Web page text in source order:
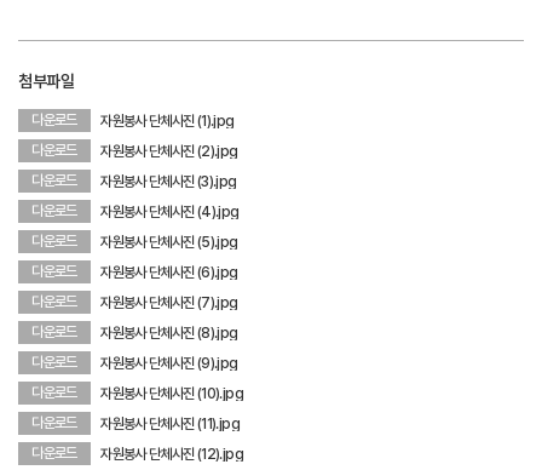
첨부파일
다운로드
자원봉사 단체사진 (1).jpg
다운로드
자원봉사 단체사진 (2).jpg
다운로드
자원봉사 단체사진 (3).jpg
다운로드
자원봉사 단체사진 (4).jpg
다운로드
자원봉사 단체사진 (5).jpg
다운로드
자원봉사 단체사진 (6).jpg
다운로드
자원봉사 단체사진 (7).jpg
다운로드
자원봉사 단체사진 (8).jpg
다운로드
자원봉사 단체사진 (9).jpg
다운로드
자원봉사 단체사진 (10).jpg
다운로드
자원봉사 단체사진 (11).jpg
다운로드
자원봉사 단체사진 (12).jpg